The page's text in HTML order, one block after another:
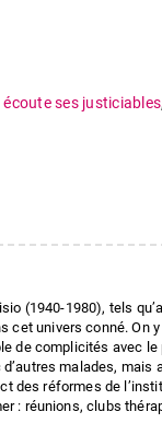
ses justiciables
(1940-1980), tels
cet univers con­né. On
de complicités avec le
malades, mais
des réformes de
: réunions, clubs